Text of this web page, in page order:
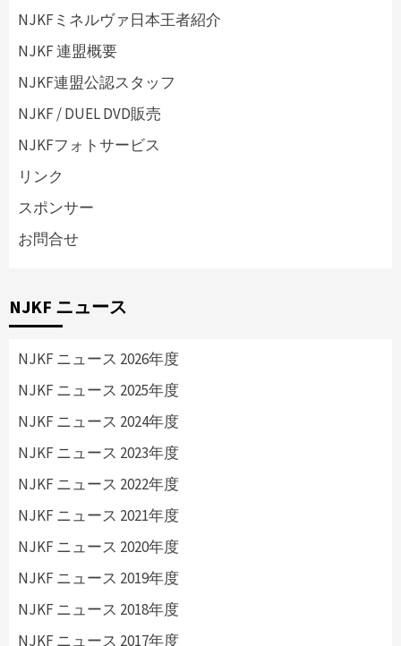
NJKFミネルヴァ日本王者紹介
NJKF 連盟概要
NJKF連盟公認スタッフ
NJKF / DUEL DVD販売
NJKFフォトサービス
リンク
スポンサー
お問合せ
NJKF ニュース
NJKF ニュース 2026年度
NJKF ニュース 2025年度
NJKF ニュース 2024年度
NJKF ニュース 2023年度
NJKF ニュース 2022年度
NJKF ニュース 2021年度
NJKF ニュース 2020年度
NJKF ニュース 2019年度
NJKF ニュース 2018年度
NJKF ニュース 2017年度